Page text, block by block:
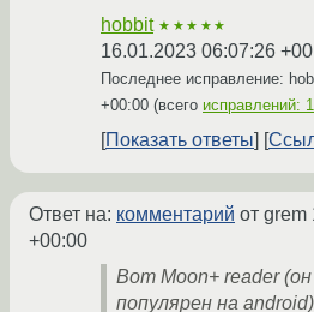
hobbit ★★★★★
16.01.2023 06:07:26
Последнее исправление:
+00:00 (всего исправлений: 1
Показать ответы
Ответ на: комментарий от grem
+00:00
Вот Moon+ reader
популярен на